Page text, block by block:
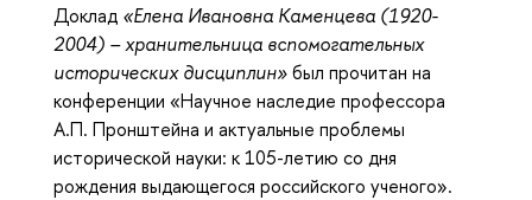
Доклад «Елена Ивановна Каменцева (1920-
2004) – хранительница вспомогательных
исторических дисциплин»был прочитан на
конференции «Научное наследие профессора
А.П. Пронштейна и актуальные проблемы
исторической науки: к 105-летию со дня
рождения выдающегося российского ученого».